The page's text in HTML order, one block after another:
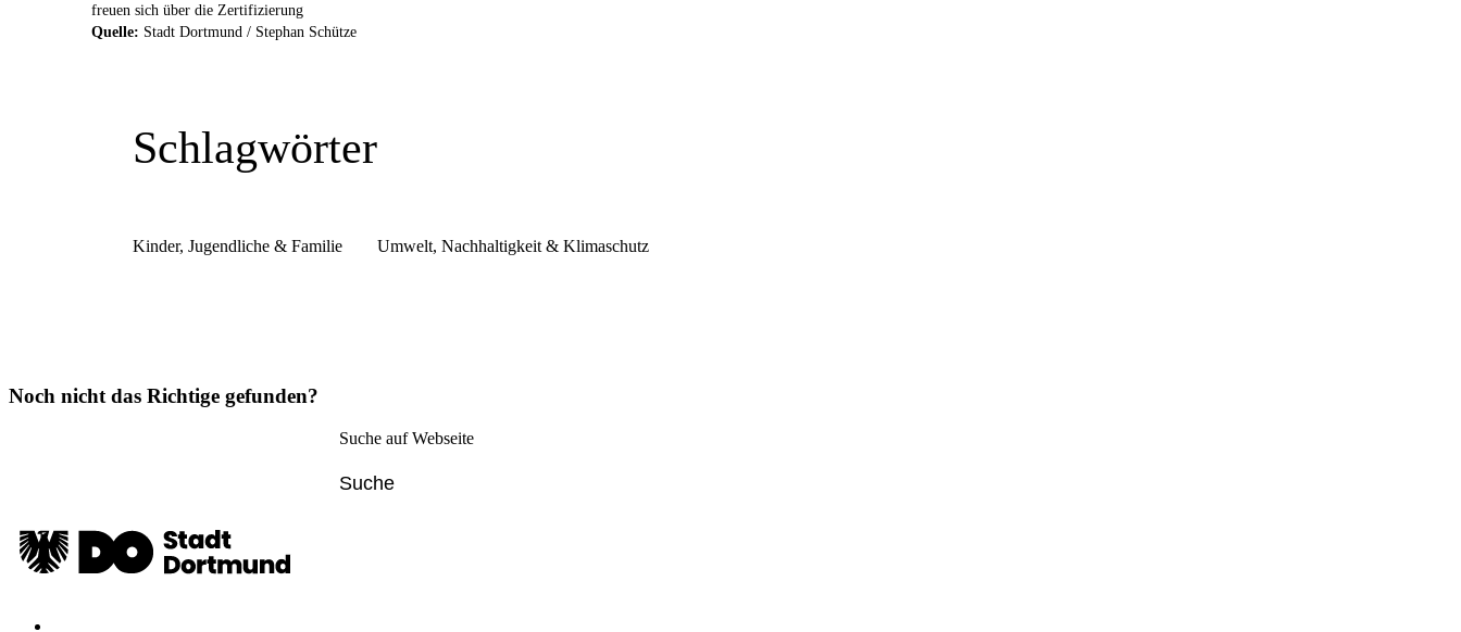
freuen sich über die Zertifizierung
Quelle: Stadt Dortmund / Stephan Schütze
Schlagwörter
Kinder, Jugendliche & Familie Umwelt, Nachhaltigkeit & Klimaschutz
Noch nicht das Richtige gefunden?
Suche auf Webseite